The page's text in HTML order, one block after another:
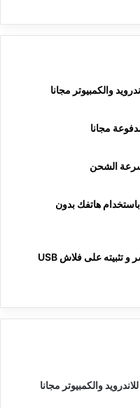
مجانا
هاتفك بدون
تحميل نسخة MacOS Sierra برابط مباشر و تثبيته على فلاش USB